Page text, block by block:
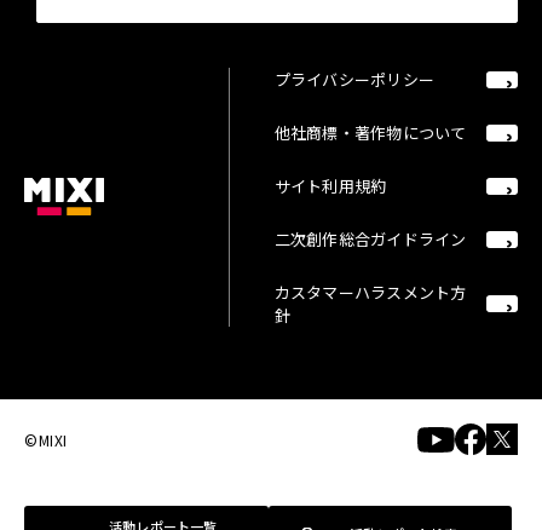
プライバシーポリシー
他社商標・著作物について
サイト利用規約
二次創作総合ガイドライン
カスタマーハラスメント方
針
©MIXI